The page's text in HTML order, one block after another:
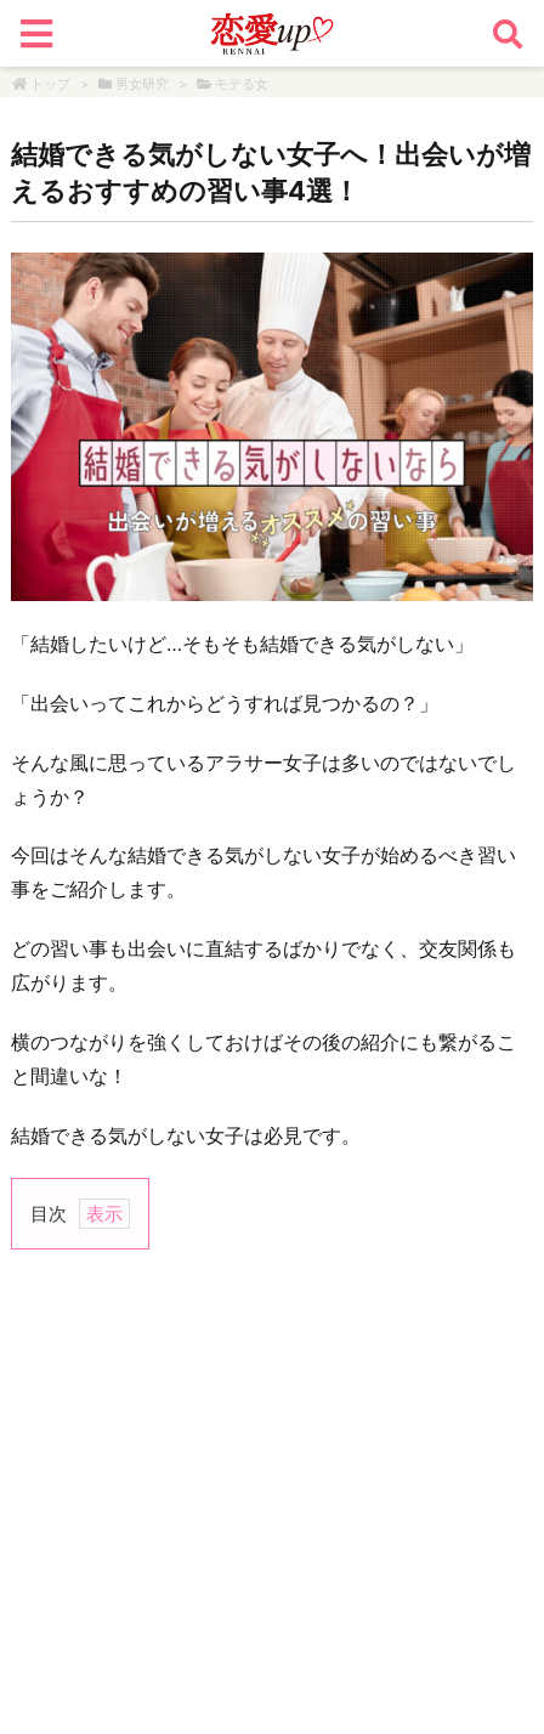
トップ > 男女研究 > モテる女
結婚できる気がしない女子へ！出会いが増
えるおすすめの習い事4選！
「結婚したいけど…そもそも結婚できる気がしない」
「出会いってこれからどうすれば見つかるの？」
そんな風に思っているアラサー女子は多いのではないでし
ょうか？
今回はそんな結婚できる気がしない女子が始めるべき習い
事をご紹介します。
どの習い事も出会いに直結するばかりでなく、交友関係も
広がります。
横のつながりを強くしておけばその後の紹介にも繋がるこ
と間違いな！
結婚できる気がしない女子は必見です。
目次
1.